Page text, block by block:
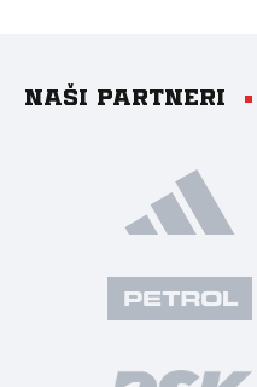
Naši partneri